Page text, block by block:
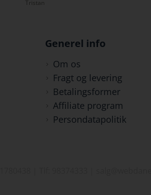
Tristan
Generel info
Om os
Fragt og levering
Betalingsformer
Affiliate program
Persondatapolitik